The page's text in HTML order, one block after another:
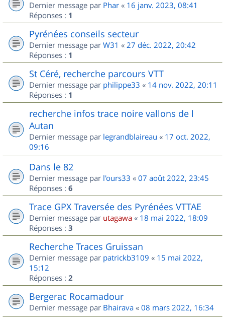
Dernier message par Phar « 16 janv. 2023, 08:41
Réponses : 1
Pyrénées conseils secteur
Dernier message par W31 « 27 déc. 2022, 20:42
Réponses : 1
St Céré, recherche parcours VTT
Dernier message par philippe33 « 14 nov. 2022, 20:11
Réponses : 1
recherche infos trace noire vallons de l
Autan
Dernier message par legrandblaireau « 17 oct. 2022,
09:16
Dans le 82
Dernier message par l'ours33 « 07 août 2022, 23:45
Réponses : 6
Trace GPX Traversée des Pyrénées VTTAE
Dernier message par utagawa « 18 mai 2022, 18:09
Réponses : 3
Recherche Traces Gruissan
Dernier message par patrickb3109 « 15 mai 2022,
15:12
Réponses : 2
Bergerac Rocamadour
Dernier message par Bhairava « 08 mars 2022, 16:34